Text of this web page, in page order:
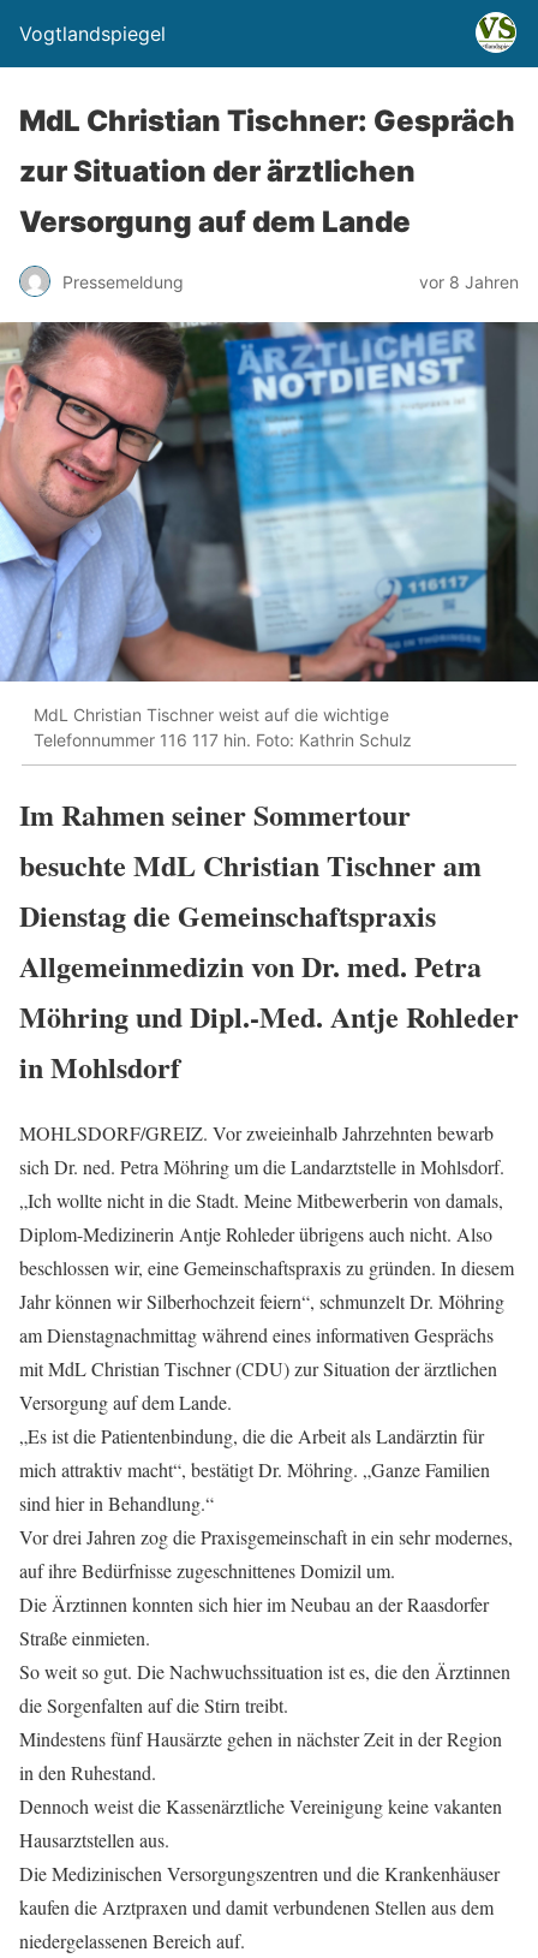
Vogtlandspiegel
MdL Christian Tischner: Gespräch
zur Situation der ärztlichen
Versorgung auf dem Lande
Pressemeldung vor 8 Jahren
MdL Christian Tischner weist auf die wichtige
Telefonnummer 116 117 hin. Foto: Kathrin Schulz
Im Rahmen seiner Sommertour
besuchte MdL Christian Tischner am
Dienstag die Gemeinschaftspraxis
Allgemeinmedizin von Dr. med. Petra
Möhring und Dipl.-Med. Antje Rohleder
in Mohlsdorf
MOHLSDORF/GREIZ. Vor zweieinhalb Jahrzehnten bewarb
sich Dr. ned. Petra Möhring um die Landarztstelle in Mohlsdorf.
„Ich wollte nicht in die Stadt. Meine Mitbewerberin von damals,
Diplom-Medizinerin Antje Rohleder übrigens auch nicht. Also
beschlossen wir, eine Gemeinschaftspraxis zu gründen. In diesem
Jahr können wir Silberhochzeit feiern“, schmunzelt Dr. Möhring
am Dienstagnachmittag während eines informativen Gesprächs
mit MdL Christian Tischner (CDU) zur Situation der ärztlichen
Versorgung auf dem Lande.
„Es ist die Patientenbindung, die die Arbeit als Landärztin für
mich attraktiv macht“, bestätigt Dr. Möhring. „Ganze Familien
sind hier in Behandlung.“
Vor drei Jahren zog die Praxisgemeinschaft in ein sehr modernes,
auf ihre Bedürfnisse zugeschnittenes Domizil um.
Die Ärztinnen konnten sich hier im Neubau an der Raasdorfer
Straße einmieten.
So weit so gut. Die Nachwuchssituation ist es, die den Ärztinnen
die Sorgenfalten auf die Stirn treibt.
Mindestens fünf Hausärzte gehen in nächster Zeit in der Region
in den Ruhestand.
Dennoch weist die Kassenärztliche Vereinigung keine vakanten
Hausarztstellen aus.
Die Medizinischen Versorgungszentren und die Krankenhäuser
kaufen die Arztpraxen und damit verbundenen Stellen aus dem
niedergelassenen Bereich auf.